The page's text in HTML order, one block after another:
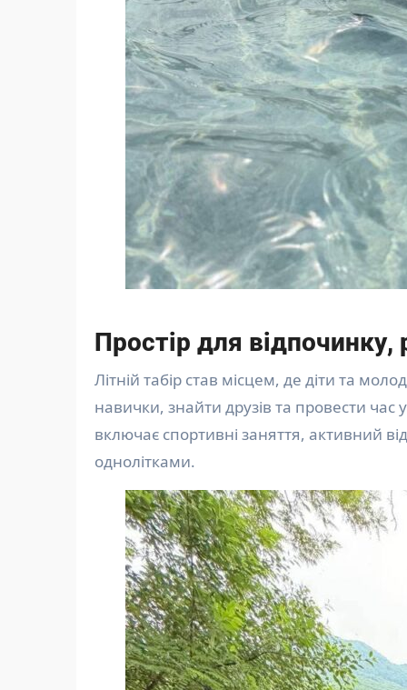
Простір для відпочинку,
Літній табір став місцем, де діти та
навички, знайти друзів та провести
включає спортивні заняття, активний
однолітками.